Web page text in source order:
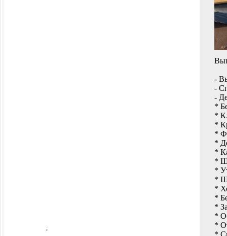
;
-
-
-
*
*
*
*
*
*
*
*
*
*
*
*
*
*
*